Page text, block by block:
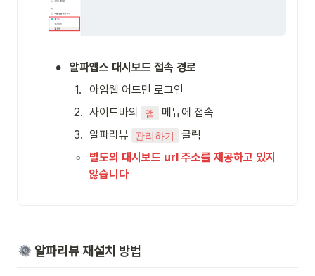
•
알파앱스 대시보드 접속 경로
1.
아임웹 어드민 로그인
2. 사이드바의 앱
메뉴에 접속
3. 알파리뷰 관리하기 클릭
◦
별도의 대시보드 url 주소를 제공하고 있지
않습니다
알파리뷰 재설치 방법